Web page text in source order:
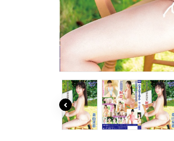
￥
キ
安
￥
￥
キュ
川あ